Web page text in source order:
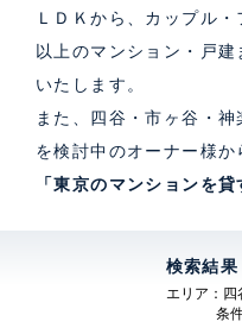
ＬＤＫから、カップル
以上のマンション・戸
いたします。
また、 四谷・市ヶ谷・
を検討中のオーナー様か
「東京のマンションを
検索結果
エリア： 四
条